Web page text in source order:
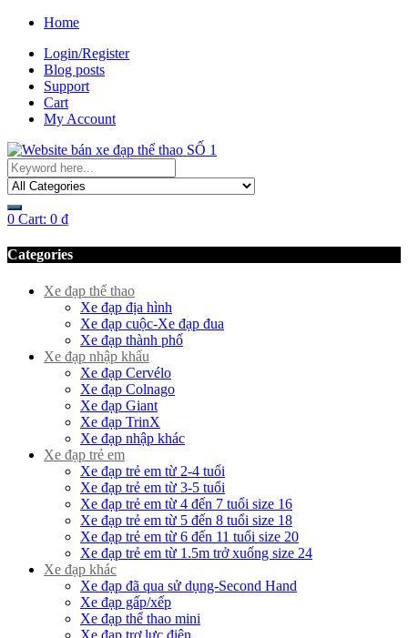
Home
Login/Register
Blog posts
Support
Cart
My Account
0 Cart: 0 ₫
Categories
Xe đạp thể thao
Xe đạp địa hình
Xe đạp cuộc-Xe đạp đua
Xe đạp thành phố
Xe đạp nhập khẩu
Xe đạp Cervélo
Xe đạp Colnago
Xe đạp Giant
Xe đạp TrinX
Xe đạp nhập khác
Xe đạp trẻ em
Xe đạp trẻ em từ 2-4 tuổi
Xe đạp trẻ em từ 3-5 tuổi
Xe đạp trẻ em từ 4 đến 7 tuổi size 16
Xe đạp trẻ em từ 5 đến 8 tuổi size 18
Xe đạp trẻ em từ 6 đến 11 tuổi size 20
Xe đạp trẻ em từ 1.5m trở xuống size 24
Xe đạp khác
Xe đạp đã qua sử dụng-Second Hand
Xe đạp gấp/xếp
Xe đạp thể thao mini
Xe đạp trợ lực điện